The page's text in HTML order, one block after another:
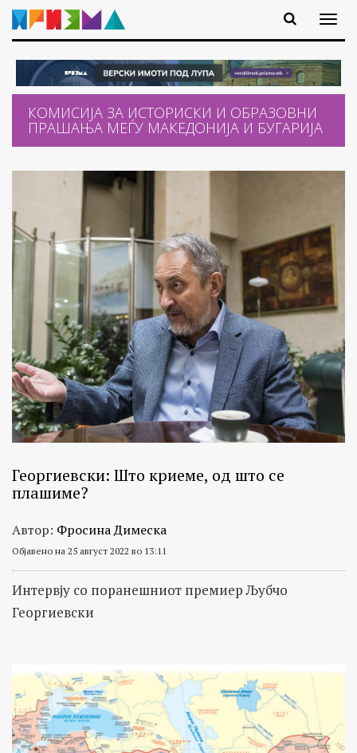
КОМИСИЈА ЗА ИСТОРИСКИ И ОБРАЗОВНИ
ПРАШАЊА МЕЃУ МАКЕДОНИЈА И БУГАРИЈА
Георгиевски: Што криеме, од што се
плашиме?
Автор: Фросина Димеска
Објавено на 25 август 2022 во 13:11
Интервју со поранешниот премиер Љубчо
Георгиевски